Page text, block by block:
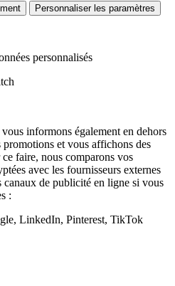
Personnaliser les paramètres
personnalisés
informons également en dehors
promotions et vous affichons des
faire, nous comparons vos
avec les fournisseurs externes
canaux de publicité en ligne si vous
:
LinkedIn, Pinterest, TikTok